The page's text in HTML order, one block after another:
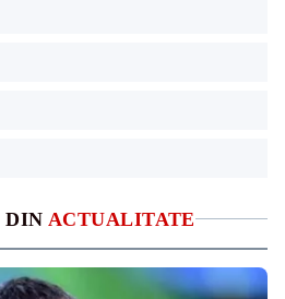
DIN ACTUALITATE